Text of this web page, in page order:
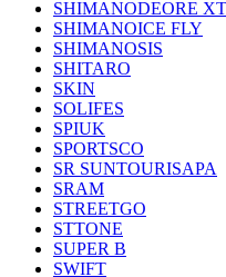
SHIMANODEORE XT
SHIMANOICE FLY
SHIMANOSIS
SHITARO
SKIN
SOLIFES
SPIUK
SPORTSCO
SR SUNTOURISAPA
SRAM
STREETGO
STTONE
SUPER B
SWIFT